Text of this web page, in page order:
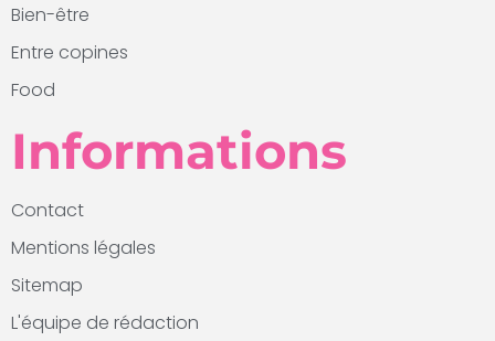
Bien-être
Entre copines
Food
Informations
Contact
Mentions légales
Sitemap
L'équipe de rédaction